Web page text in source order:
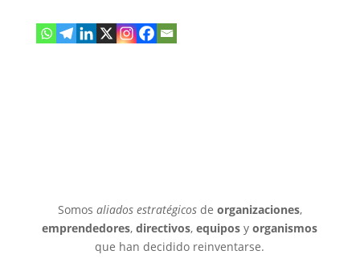
Somos aliados estratégicosde organizaciones,
emprendedores,directivos,equipos yorganismos
que han decidido reinventarse.